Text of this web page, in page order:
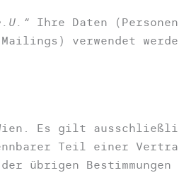
Ihre Daten
verwendet
Es gilt
Teil einer
übrigen Bestimmungen